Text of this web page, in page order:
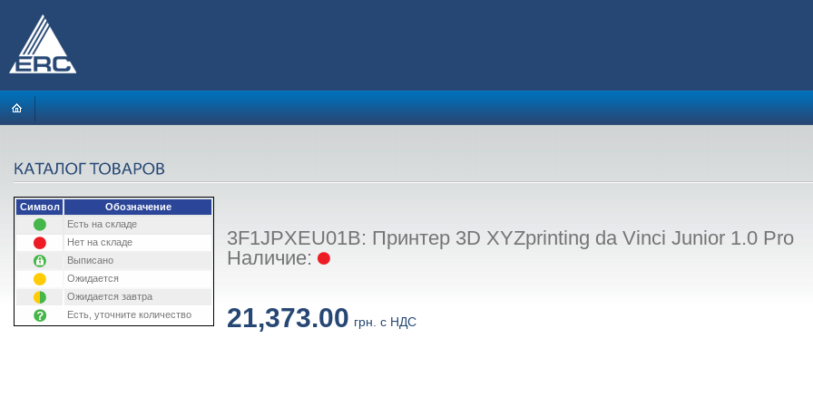
Символ
Обозначение
Есть на складе
Нет на складе
Выписано
Ожидается
Ожидается завтра
Есть, уточните количество
3F1JPXEU01B: Принтер 3D XYZprinting da Vinci Junior 1.0 Pro
Наличие:
21,373.00 грн. с НДС